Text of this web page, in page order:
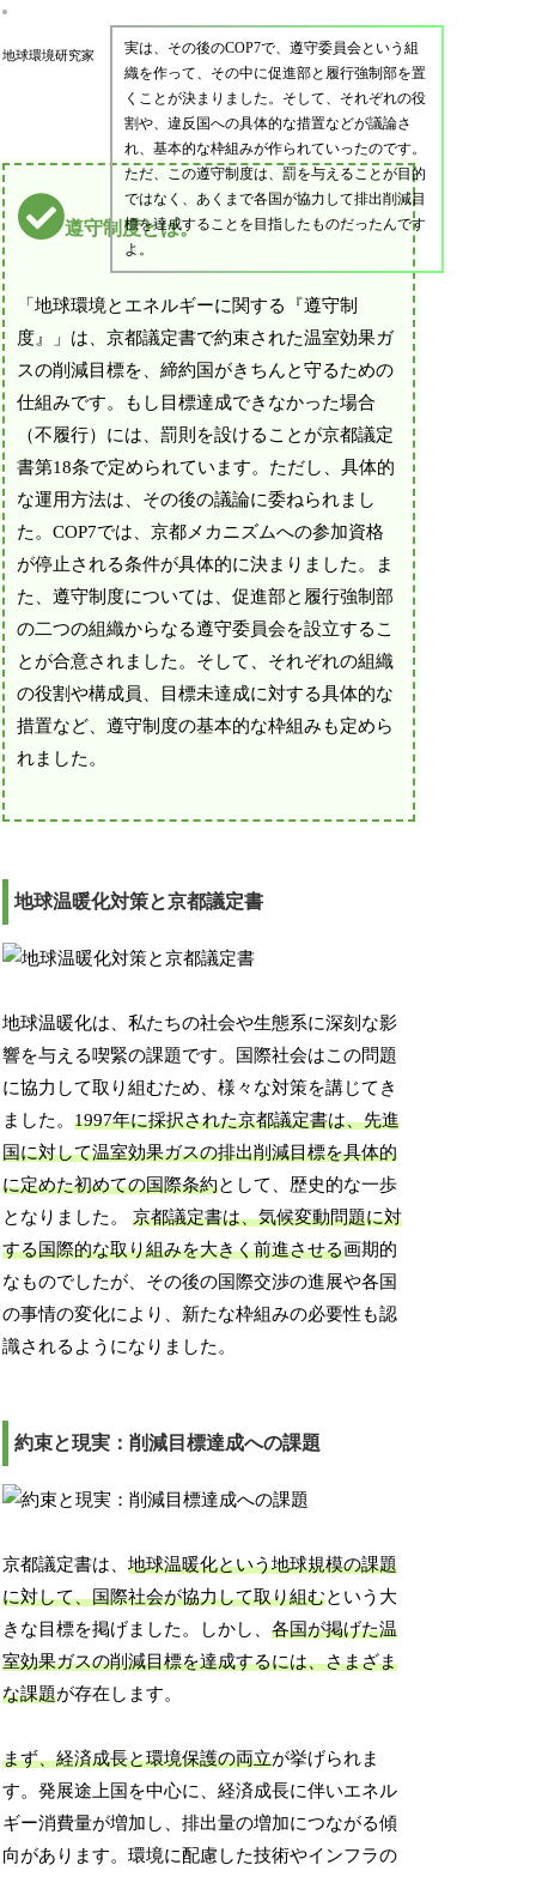
地球環境研究家
実は、その後のCOP7で、遵守委員会という組
織を作って、その中に促進部と履行強制部を置
くことが決まりました。そして、それぞれの役
割や、違反国への具体的な措置などが議論さ
れ、基本的な枠組みが作られていったのです。
ただ、この遵守制度は、罰を与えることが目的
ではなく、あくまで各国が協力して排出削減目
標を達成することを目指したものだったんです
よ。
遵守制度とは。
「地球環境とエネルギーに関する『遵守制
度』」は、京都議定書で約束された温室効果ガ
スの削減目標を、締約国がきちんと守るための
仕組みです。もし目標達成できなかった場合
（不履行）には、罰則を設けることが京都議定
書第18条で定められています。ただし、具体的
な運用方法は、その後の議論に委ねられまし
た。COP7では、京都メカニズムへの参加資格
が停止される条件が具体的に決まりました。ま
た、遵守制度については、促進部と履行強制部
の二つの組織からなる遵守委員会を設立するこ
とが合意されました。そして、それぞれの組織
の役割や構成員、目標未達成に対する具体的な
措置など、遵守制度の基本的な枠組みも定めら
れました。
地球温暖化対策と京都議定書
地球温暖化は、私たちの社会や生態系に深刻な影
響を与える喫緊の課題です。国際社会はこの問題
に協力して取り組むため、様々な対策を講じてき
ました。1997年に採択された京都議定書は、先進
国に対して温室効果ガスの排出削減目標を具体的
に定めた初めての国際条約として、歴史的な一歩
となりました。京都議定書は、気候変動問題に対
する国際的な取り組みを大きく前進させる画期的
なものでしたが、その後の国際交渉の進展や各国
の事情の変化により、新たな枠組みの必要性も認
識されるようになりました。
約束と現実：削減目標達成への課題
京都議定書は、地球温暖化という地球規模の課題
に対して、国際社会が協力して取り組むという大
きな目標を掲げました。しかし、各国が掲げた温
室効果ガスの削減目標を達成するには、さまざま
な課題が存在します。
まず、経済成長と環境保護の両立が挙げられま
す。発展途上国を中心に、経済成長に伴いエネル
ギー消費量が増加し、排出量の増加につながる傾
向があります。環境に配慮した技術やインフラの